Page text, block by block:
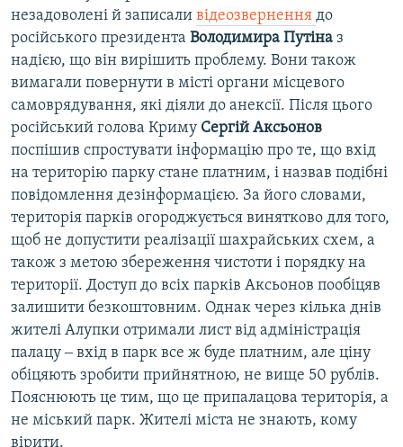
незадоволені й записали відеозвернення до
російського президента Володимира Путіна з
надією, що він вирішить проблему. Вони також
вимагали повернути в місті органи місцевого
самоврядування, які діяли до анексії. Після цього
російський голова Криму Сергій Аксьонов
поспішив спростувати інформацію про те, що вхід
на територію парку стане платним, і назвав подібні
повідомлення дезінформацією. За його словами,
територія парків огороджується винятково для того,
щоб не допустити реалізації шахрайських схем, а
також з метою збереження чистоти і порядку на
території. Доступ до всіх парків Аксьонов пообіцяв
залишити безкоштовним. Однак через кілька днів
жителі Алупки отримали лист від адміністрація
палацу ‒ вхід в парк все ж буде платним, але ціну
обіцяють зробити прийнятною, не вище 50 рублів.
Пояснюють це тим, що це припалацова територія, а
не міський парк. Жителі міста не знають, кому
вірити.